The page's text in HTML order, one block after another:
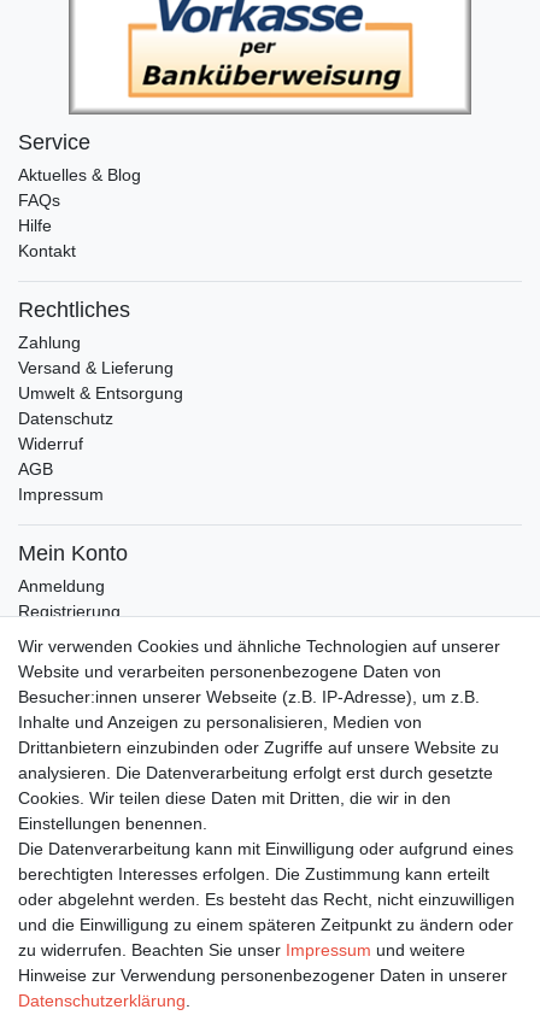
Service
Aktuelles & Blog
FAQs
Hilfe
Kontakt
Rechtliches
Zahlung
Versand & Lieferung
Umwelt & Entsorgung
Datenschutz
Widerruf
AGB
Impressum
Mein Konto
Anmeldung
Registrierung
Wunschliste
Warenkorb
Bleiben Sie auf dem Laufenden ...
E-MAIL **
Newsletter
Honig
Hiermit bestätige ich, dass ich die
Einwilligung kann ich jederzeit widerrufen.**
Abonnieren
** Hierbei handelt es sich um ein Pflichtfeld.
Wir verwenden Cookies und ähnliche Technologien auf unserer
Website und verarbeiten personenbezogene Daten von
Besucher:innen unserer Webseite (z.B. IP-Adresse), um z.B.
Inhalte und Anzeigen zu personalisieren, Medien von
Drittanbietern einzubinden oder Zugriffe auf unsere Website zu
analysieren. Die Datenverarbeitung erfolgt erst durch gesetzte
Cookies. Wir teilen diese Daten mit Dritten, die wir in den
Einstellungen benennen.
Die Datenverarbeitung kann mit Einwilligung oder aufgrund eines
berechtigten Interesses erfolgen. Die Zustimmung kann erteilt
oder abgelehnt werden. Es besteht das Recht, nicht einzuwilligen
und die Einwilligung zu einem späteren Zeitpunkt zu ändern oder
zu widerrufen. Beachten Sie unser Impressum und weitere
Hinweise zur Verwendung personenbezogener Daten in unserer
Daten­schutz­erklärung